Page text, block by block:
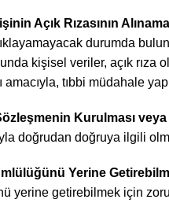
Açık Rızasının
durumda
kişisel veriler, açık rıza
tıbbi müdahale
Kurulması
doğrudan doğruya ilgili
Yerine
yerine getirebilmek için